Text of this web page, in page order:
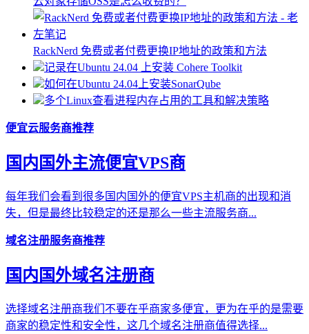
RackNerd 免费或者付费更换IP地址的政策和方法
记录在Ubuntu 24.04 上安装 Cohere Toolkit
如何在Ubuntu 24.04上安装SonarQube
多个Linux查看进程内存占用的工具和解决策略
便宜云服务商推荐
国内国外主流便宜VPS商
每年我们会看到很多国内国外的便宜VPS主机商的出现和消
失，但是最终比较稳定的还是那么一些主流服务商...
域名注册服务商推荐
国内国外域名注册商
选择域名注册商我们不要在乎商家多便宜，更为在乎的是需要
商家的稳定性和安全性，这几个域名注册商值得选择...